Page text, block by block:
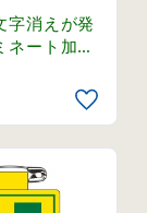
リフト運
字消えが発
ネート加工